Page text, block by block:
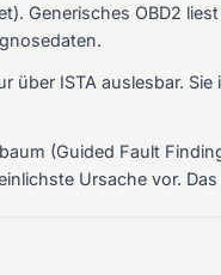
Generisches OBD2
über ISTA auslesbar.
(Guided Fault
Ursache vor.